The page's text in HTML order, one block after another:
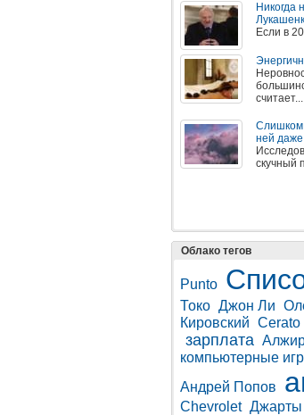
Никогда
Если в
считает...
Слишком
ней
скучный
Облако тегов
Punto
Токо Джон Ли
Кировский Cerato
зарплата
компьютерные
Андрей Попов
Chevrolet Джарты